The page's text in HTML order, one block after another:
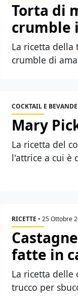
Torta di
crumble
La ricetta
crumble di
COCKTAIL E BEVANDE
Mary
La ricetta del
l'attrice a cui è
RICETTE • 25 Ottobre
fatte in
La ricetta delle
trucco per